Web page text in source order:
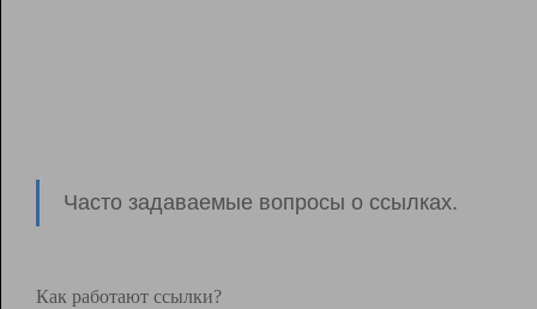
Часто задаваемые вопросы о ссылках.
Как работают ссылки?